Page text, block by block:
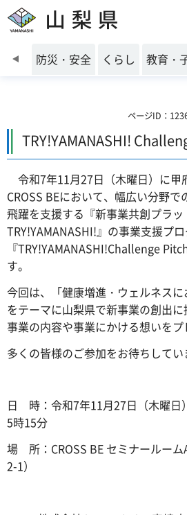
山梨県
前のスライドを表示
防災・安全 くらし 教育・
ページID：
TRY!YAMANASHI!
令和7年11月27日（木曜日）に甲
CROSS BEにおいて、幅広い分野で
飛躍を支援する『新事業共創プラ
TRY!YAMANASHI!』の事業支援プ
『TRY!YAMANASHI!Challenge
す。
今回は、「健康増進・ウェルネスに
をテーマに山梨県で新事業の創出に
事業の内容や事業にかける想いをプ
多くの皆様のご参加をお待ちしてい
日 時：令和7年11月27日（木曜
5時15分
場 所：CROSS BE セミナールーム
2-1）